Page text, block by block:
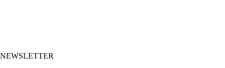
NEWSLETTER